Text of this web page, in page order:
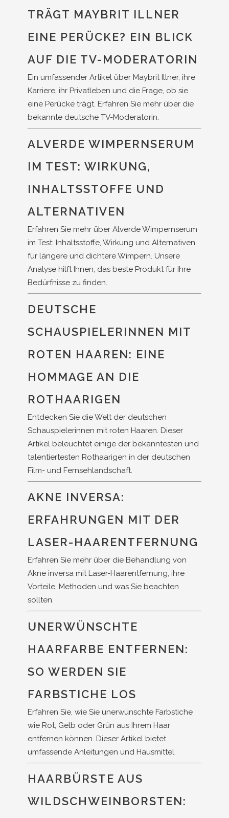
TRÄGT MAYBRIT ILLNER
EINE PERÜCKE? EIN BLICK
AUF DIE TV-MODERATORIN
Ein umfassender Artikel über Maybrit Illner, ihre
Karriere, ihr Privatleben und die Frage, ob sie
eine Perücke trägt. Erfahren Sie mehr über die
bekannte deutsche TV-Moderatorin.
ALVERDE WIMPERNSERUM
IM TEST: WIRKUNG,
INHALTSSTOFFE UND
ALTERNATIVEN
Erfahren Sie mehr über Alverde Wimpernserum
im Test: Inhaltsstoffe, Wirkung und Alternativen
für längere und dichtere Wimpern. Unsere
Analyse hilft Ihnen, das beste Produkt für Ihre
Bedürfnisse zu finden.
DEUTSCHE
SCHAUSPIELERINNEN MIT
ROTEN HAAREN: EINE
HOMMAGE AN DIE
ROTHAARIGEN
Entdecken Sie die Welt der deutschen
Schauspielerinnen mit roten Haaren. Dieser
Artikel beleuchtet einige der bekanntesten und
talentiertesten Rothaarigen in der deutschen
Film- und Fernsehlandschaft.
AKNE INVERSA:
ERFAHRUNGEN MIT DER
LASER-HAARENTFERNUNG
Erfahren Sie mehr über die Behandlung von
Akne inversa mit Laser-Haarentfernung, ihre
Vorteile, Methoden und was Sie beachten
sollten.
UNERWÜNSCHTE
HAARFARBE ENTFERNEN:
SO WERDEN SIE
FARBSTICHE LOS
Erfahren Sie, wie Sie unerwünschte Farbstiche
wie Rot, Gelb oder Grün aus Ihrem Haar
entfernen können. Dieser Artikel bietet
umfassende Anleitungen und Hausmittel.
HAARBÜRSTE AUS
WILDSCHWEINBORSTEN: